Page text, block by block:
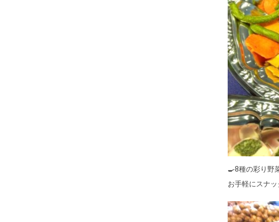
🍳8種の彩り野
お手軽にスナ